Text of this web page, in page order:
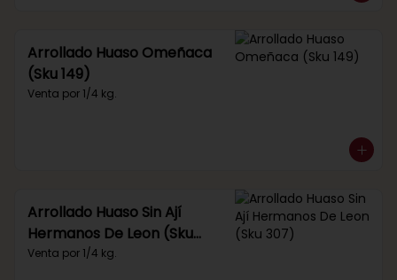
Arrollado Huaso Omeñaca
(Sku 149)
Venta por 1/4 kg.
Arrollado Huaso Sin Ají
Hermanos De Leon (Sku
307)
Venta por 1/4 kg.